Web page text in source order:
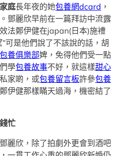
庭長年夜的她包養網dcard ，
鄧麗欣早前在一篇拜訪中流露
法鄭伊健在japan(日本)施禮
可是他們說了不該說的話，胡
包養俱樂部婢，免得他們受一點
學包養故事不好，就這樣甜心
家啲，或包養留言板許參包養
伊健那樣瞞天過海，機密結了
忙
欣，除了拍劇外更會到酒吧